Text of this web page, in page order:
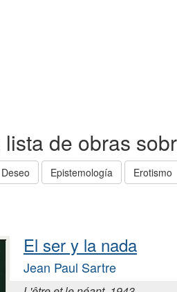
de obras
Deseo Epistemología Erotismo
El ser y la nada
Jean Paul Sartre